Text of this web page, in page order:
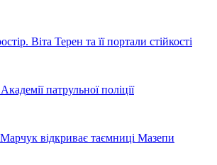
Віта Терен та її портали стійкості
патрульної поліції
відкриває таємниці Мазепи